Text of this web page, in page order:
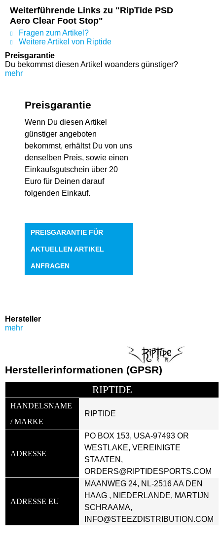
Weiterführende Links zu "RipTide PSD
Aero Clear Foot Stop"
Fragen zum Artikel?
Weitere Artikel von Riptide
Preisgarantie
Du bekommst diesen Artikel woanders günstiger?
mehr
Preisgarantie
Wenn Du diesen Artikel
günstiger angeboten
bekommst, erhältst Du von uns
denselben Preis, sowie einen
Einkaufsgutschein über 20
Euro für Deinen darauf
folgenden Einkauf.
PREISGARANTIE FÜR
AKTUELLEN ARTIKEL
ANFRAGEN
Hersteller
mehr
Herstellerinformationen (GPSR)
RIPTIDE
HANDELSNAME
/ MARKE
RIPTIDE
ADRESSE
PO BOX 153, USA-97493 OR
WESTLAKE, VEREINIGTE
STAATEN,
ORDERS@RIPTIDESPORTS.COM
ADRESSE EU
MAANWEG 24, NL-2516 AA DEN
HAAG , NIEDERLANDE, MARTIJN
SCHRAAMA,
INFO@STEEZDISTRIBUTION.COM